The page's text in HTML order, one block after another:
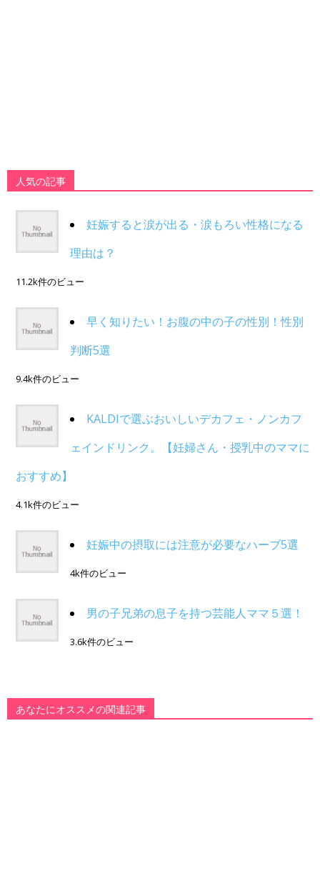
人気の記事
妊娠すると涙が出る・涙もろい性格になる
理由は？
11.2k件のビュー
早く知りたい！お腹の中の子の性別！性別
判断5選
9.4k件のビュー
KALDIで選ぶおいしいデカフェ・ノンカフ
ェインドリンク。【妊婦さん・授乳中のママに
おすすめ】
4.1k件のビュー
妊娠中の摂取には注意が必要なハーブ5選
4k件のビュー
男の子兄弟の息子を持つ芸能人ママ５選！
3.6k件のビュー
あなたにオススメの関連記事